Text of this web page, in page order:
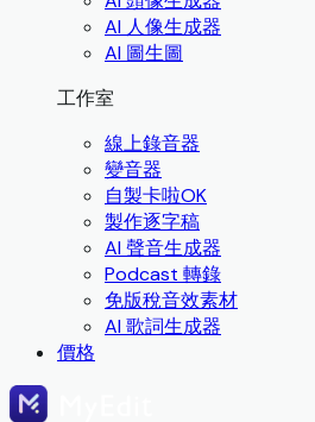
AI 人像生成器
AI 圖生圖
工作室
線上錄音器
變音器
自製卡啦OK
製作逐字稿
AI 聲音生成器
Podcast 轉錄
免版稅音效素材
AI 歌詞生成器
價格